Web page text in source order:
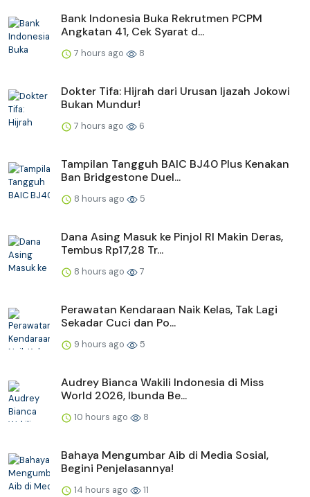
Bank Indonesia Buka Rekrutmen PCPM
Angkatan 41, Cek Syarat d...
7 hours ago 8
Dokter Tifa: Hijrah dari Urusan Ijazah Jokowi
Bukan Mundur!
7 hours ago 6
Tampilan Tangguh BAIC BJ40 Plus Kenakan
Ban Bridgestone Duel...
8 hours ago 5
Dana Asing Masuk ke Pinjol RI Makin Deras,
Tembus Rp17,28 Tr...
8 hours ago 7
Perawatan Kendaraan Naik Kelas, Tak Lagi
Sekadar Cuci dan Po...
9 hours ago 5
Audrey Bianca Wakili Indonesia di Miss
World 2026, Ibunda Be...
10 hours ago 8
Bahaya Mengumbar Aib di Media Sosial,
Begini Penjelasannya!
14 hours ago 11